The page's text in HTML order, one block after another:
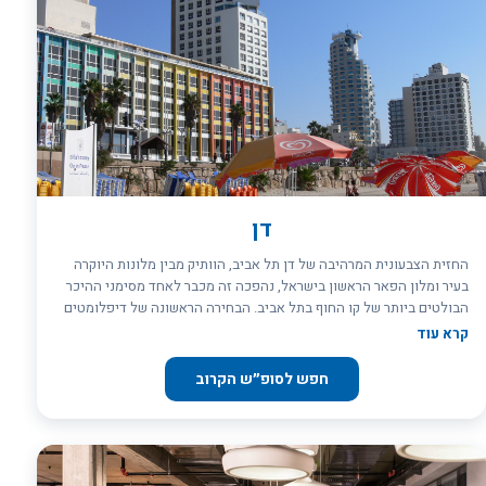
הוא נקודת מוצא מצוינת לטיולים באזור, בהם ניתן לגלות את ההיסטוריה
המפוארת של העיר, שהחליפה שליטים רבים מאז הקמתה במאה השלישית
לפני הספירה. החומות הצלבניות, האמפיתיאטרון הרומי, המקדשים ובתי
המרחץ &ndash; העתיקות של קיסריה פורשות בפנינו את התהפוכות
שעברו על קו החוף של ארץ ישראל מאז ימי בית שני. ובשעת הערב,
כשהשמש צובעת את השמיים באדום, בתי הקפה והמסעדות בנמל העתיק
מציעים לכם לקחת הפסקה וליהנות מהשקיעות המרהיבות ביותר בים
התיכון.
דן
החזית הצבעונית המרהיבה של דן תל אביב, הוותיק מבין מלונות היוקרה
בעיר ומלון הפאר הראשון בישראל, נהפכה זה מכבר לאחד מסימני ההיכר
הבולטים ביותר של קו החוף בתל אביב. הבחירה הראשונה של דיפלומטים
זרים, אמנים בינלאומיים ואצולת הממון, המלון בתל אביב מציע את כל
נשכח. ההיסטוריה של דן תל אביב &ndash; המלון הראשון של רשת
מלונות דן &ndash; שזורה בהיסטוריה של העיר והמדינה, ומשקפת את
תיירותית, נועד מפתיחתו לארח את מאות אלפי התיירים שיגיעו לאזור כדי
לחזות בפלא של מדינת היהודים החדשה. גם כיום שומר דן תל אביב על
קרא עוד
חפש לסופ״ש הקרוב